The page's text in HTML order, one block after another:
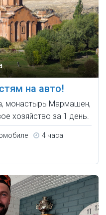
на авто!
монастырь Мармашен,
хозяйство за 1 день.
4 часа